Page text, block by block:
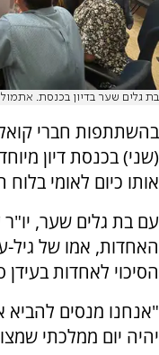
בת גלים שער בדיון בכנסת. אתמול
בהשתתפות חברי
(שני) בכנסת דיון
אותו כיום לאומי
עם בת גלים שער, יו"ר
האחדות, אמו של גיל-
הסיכוי לאחדות בעידן
"אנחנו מנסים
יהיה יום ממלכתי